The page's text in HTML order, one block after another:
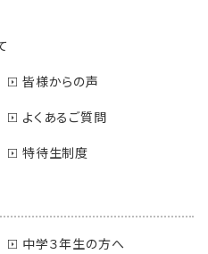
皆様からの声
よくあるご質問
特待生制度
中学３年生の方へ